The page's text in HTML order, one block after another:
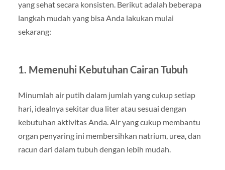
yang sehat secara konsisten. Berikut adalah beberapa
langkah mudah yang bisa Anda lakukan mulai
sekarang:
1. Memenuhi Kebutuhan Cairan Tubuh
Minumlah air putih dalam jumlah yang cukup setiap
hari, idealnya sekitar dua liter atau sesuai dengan
kebutuhan aktivitas Anda. Air yang cukup membantu
organ penyaring ini membersihkan natrium, urea, dan
racun dari dalam tubuh dengan lebih mudah.